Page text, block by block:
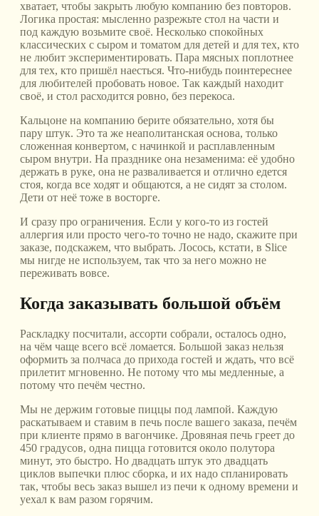
хватает, чтобы закрыть любую компанию без повторов.
Логика простая: мысленно разрежьте стол на части и
под каждую возьмите своё. Несколько спокойных
классических с сыром и томатом для детей и для тех, кто
не любит экспериментировать. Пара мясных поплотнее
для тех, кто пришёл наесться. Что-нибудь поинтереснее
для любителей пробовать новое. Так каждый находит
своё, и стол расходится ровно, без перекоса.
Кальцоне на компанию берите обязательно, хотя бы
пару штук. Это та же неаполитанская основа, только
сложенная конвертом, с начинкой и расплавленным
сыром внутри. На празднике она незаменима: её удобно
держать в руке, она не разваливается и отлично едется
стоя, когда все ходят и общаются, а не сидят за столом.
Дети от неё тоже в восторге.
И сразу про ограничения. Если у кого-то из гостей
аллергия или просто чего-то точно не надо, скажите при
заказе, подскажем, что выбрать. Лосось, кстати, в Slice
мы нигде не используем, так что за него можно не
переживать вовсе.
Когда заказывать большой объём
Раскладку посчитали, ассорти собрали, осталось одно,
на чём чаще всего всё ломается. Большой заказ нельзя
оформить за полчаса до прихода гостей и ждать, что всё
прилетит мгновенно. Не потому что мы медленные, а
потому что печём честно.
Мы не держим готовые пиццы под лампой. Каждую
раскатываем и ставим в печь после вашего заказа, печём
при клиенте прямо в вагончике. Дровяная печь греет до
450 градусов, одна пицца готовится около полутора
минут, это быстро. Но двадцать штук это двадцать
циклов выпечки плюс сборка, и их надо спланировать
так, чтобы весь заказ вышел из печи к одному времени и
уехал к вам разом горячим.